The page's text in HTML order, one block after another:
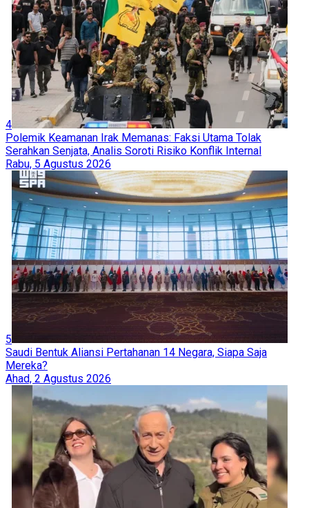
4
Polemik Keamanan Irak Memanas: Faksi Utama Tolak
Serahkan Senjata, Analis Soroti Risiko Konflik Internal
Rabu, 5 Agustus 2026
5
Saudi Bentuk Aliansi Pertahanan 14 Negara, Siapa Saja
Mereka?
Ahad, 2 Agustus 2026